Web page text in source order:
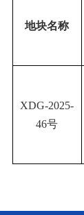
地块名称
XDG-2025-
46号